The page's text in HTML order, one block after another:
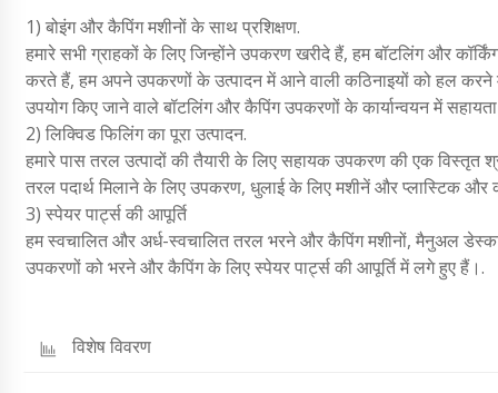
1) बोइंग और कैपिंग मशीनों के साथ प्रशिक्षण.
हमारे सभी ग्राहकों के लिए जिन्होंने उपकरण खरीदे हैं, हम बॉटलिंग और
करते हैं, हम अपने उपकरणों के उत्पादन में आने वाली कठिनाइयों को हल करने
उपयोग किए जाने वाले बॉटलिंग और कैपिंग उपकरणों के कार्यान्वयन में
2) लिक्विड फिलिंग का पूरा उत्पादन.
हमारे पास तरल उत्पादों की तैयारी के लिए सहायक उपकरण की एक
तरल पदार्थ मिलाने के लिए उपकरण, धुलाई के लिए मशीनें और प्लास्टिक
3) स्पेयर पार्ट्स की आपूर्ति
हम स्वचालित और अर्ध-स्वचालित तरल भरने और कैपिंग मशीनों, मैनुअल
उपकरणों को भरने और कैपिंग के लिए स्पेयर पार्ट्स की आपूर्ति में लगे हुए हैं।.
विशेष विवरण